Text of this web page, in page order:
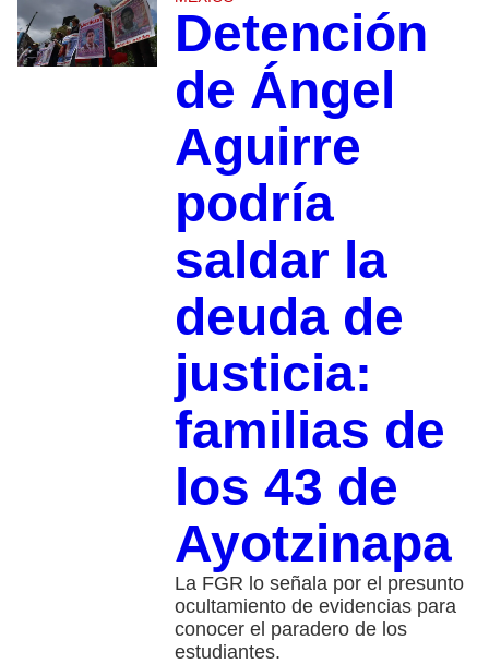
Detención
de Ángel
Aguirre
podría
saldar la
deuda de
justicia:
familias de
los 43 de
Ayotzinapa
La FGR lo señala por el presunto
ocultamiento de evidencias para
conocer el paradero de los
estudiantes.